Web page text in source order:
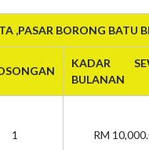
,PASAR BORONG BATU
KADAR
BULANAN
1 RM